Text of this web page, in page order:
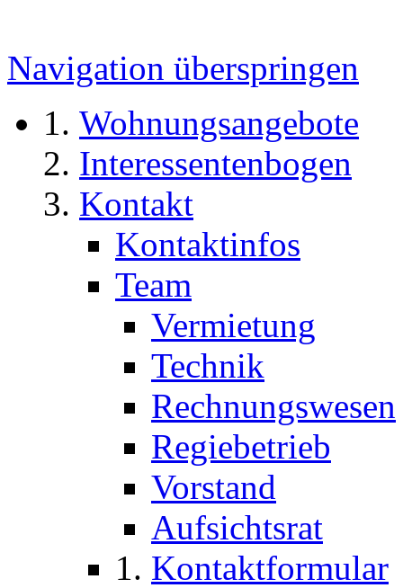
Navigation überspringen
Wohnungsangebote
Interessentenbogen
Kontakt
Kontaktinfos
Team
Vermietung
Technik
Rechnungswesen
Regiebetrieb
Vorstand
Aufsichtsrat
Kontaktformular